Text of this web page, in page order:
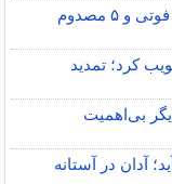
تصادف زنجیره‌ای در جاده سلماس - ارومیه ۶ فوتی و ۵ مصدوم
کرد؛ تمدید
بی‌اهمیت
آدان در آستانه